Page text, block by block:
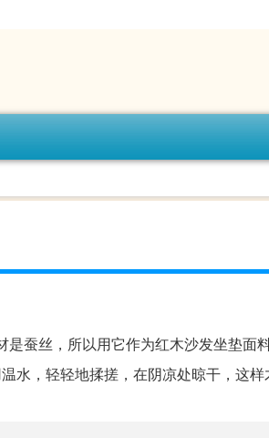
蚕丝，所以用它作为红木沙发坐垫面
水，轻轻地揉搓，在阴凉处晾干，这